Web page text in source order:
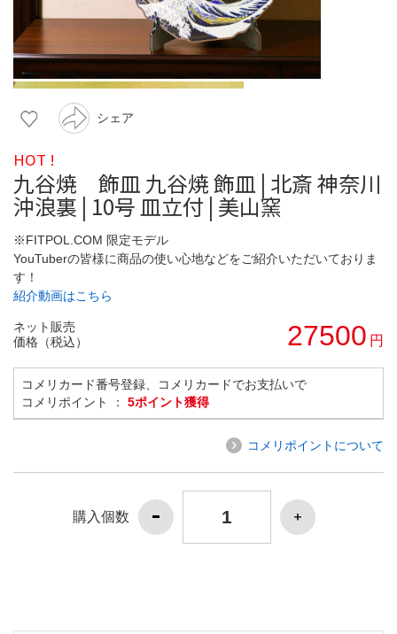
シェア
HOT !
九谷焼 飾皿 九谷焼 飾皿 | 北斎 神奈川
沖浪裏 | 10号 皿立付 | 美山窯
※FITPOL.COM 限定モデル
YouTuberの皆様に商品の使い心地などをご紹介いただいておりま
す！
紹介動画はこちら
ネット販売
価格（税込）
27500 円
コメリカード番号登録、コメリカードでお支払いで
コメリポイント ： 5ポイント獲得
コメリポイントについて
購入個数